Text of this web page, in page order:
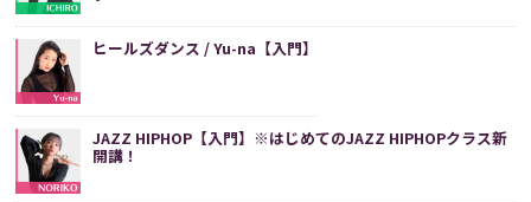
ヒールズダンス / Yu-na【入門】
JAZZ HIPHOP【入門】※はじめてのJAZZ HIPHOPクラス新
開講！